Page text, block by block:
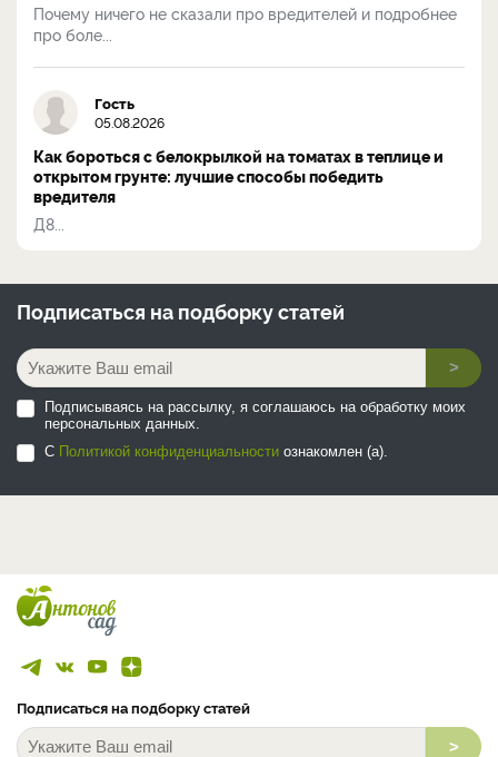
Почему ничего не сказали про вредителей и подробнее
про боле...
Гость
05.08.2026
Как бороться с белокрылкой на томатах в теплице и
открытом грунте: лучшие способы победить
вредителя
Д8...
Подписаться на подборку статей
>
Подписываясь на рассылку, я соглашаюсь на обработку моих
персональных данных.
С Политикой конфиденциальности ознакомлен (а).
Подписаться на подборку статей
>